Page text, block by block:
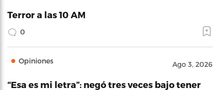
Terror a las 10 AM
0
Opiniones Ago 3, 2026
“Esa es mi letra”: negó tres veces bajo tener